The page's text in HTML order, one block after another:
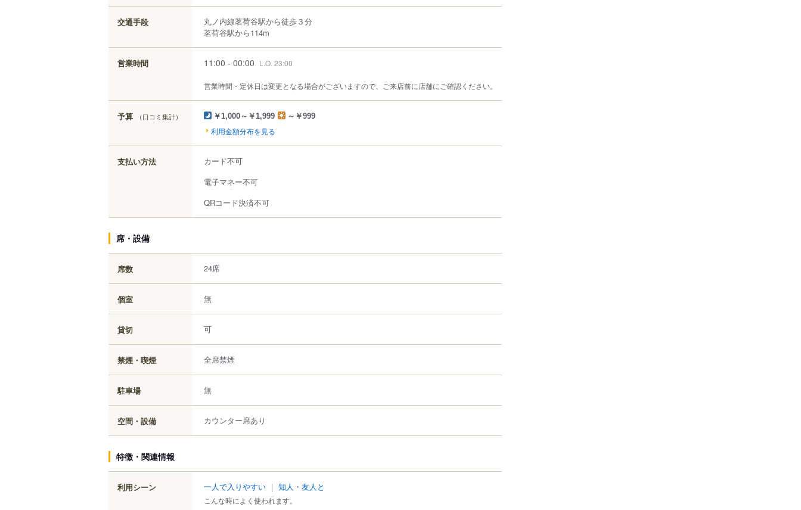
交通手段
丸ノ内線茗荷谷駅から徒歩３分
茗荷谷駅から114m
営業時間 11:00 - 00:00 L.O. 23:00
営業時間・定休日は変更となる場合がございますので、ご来店前に店舗にご確認ください。
予算 （口コミ集計） ￥1,000～￥1,999 ～￥999
利用金額分布を見る
支払い方法
カード不可
電子マネー不可
QRコード決済不可
席・設備
席数 24席
個室 無
貸切 可
禁煙・喫煙 全席禁煙
駐車場 無
空間・設備 カウンター席あり
特徴・関連情報
利用シーン 一人で入りやすい ｜ 知人・友人と
こんな時によく使われます。